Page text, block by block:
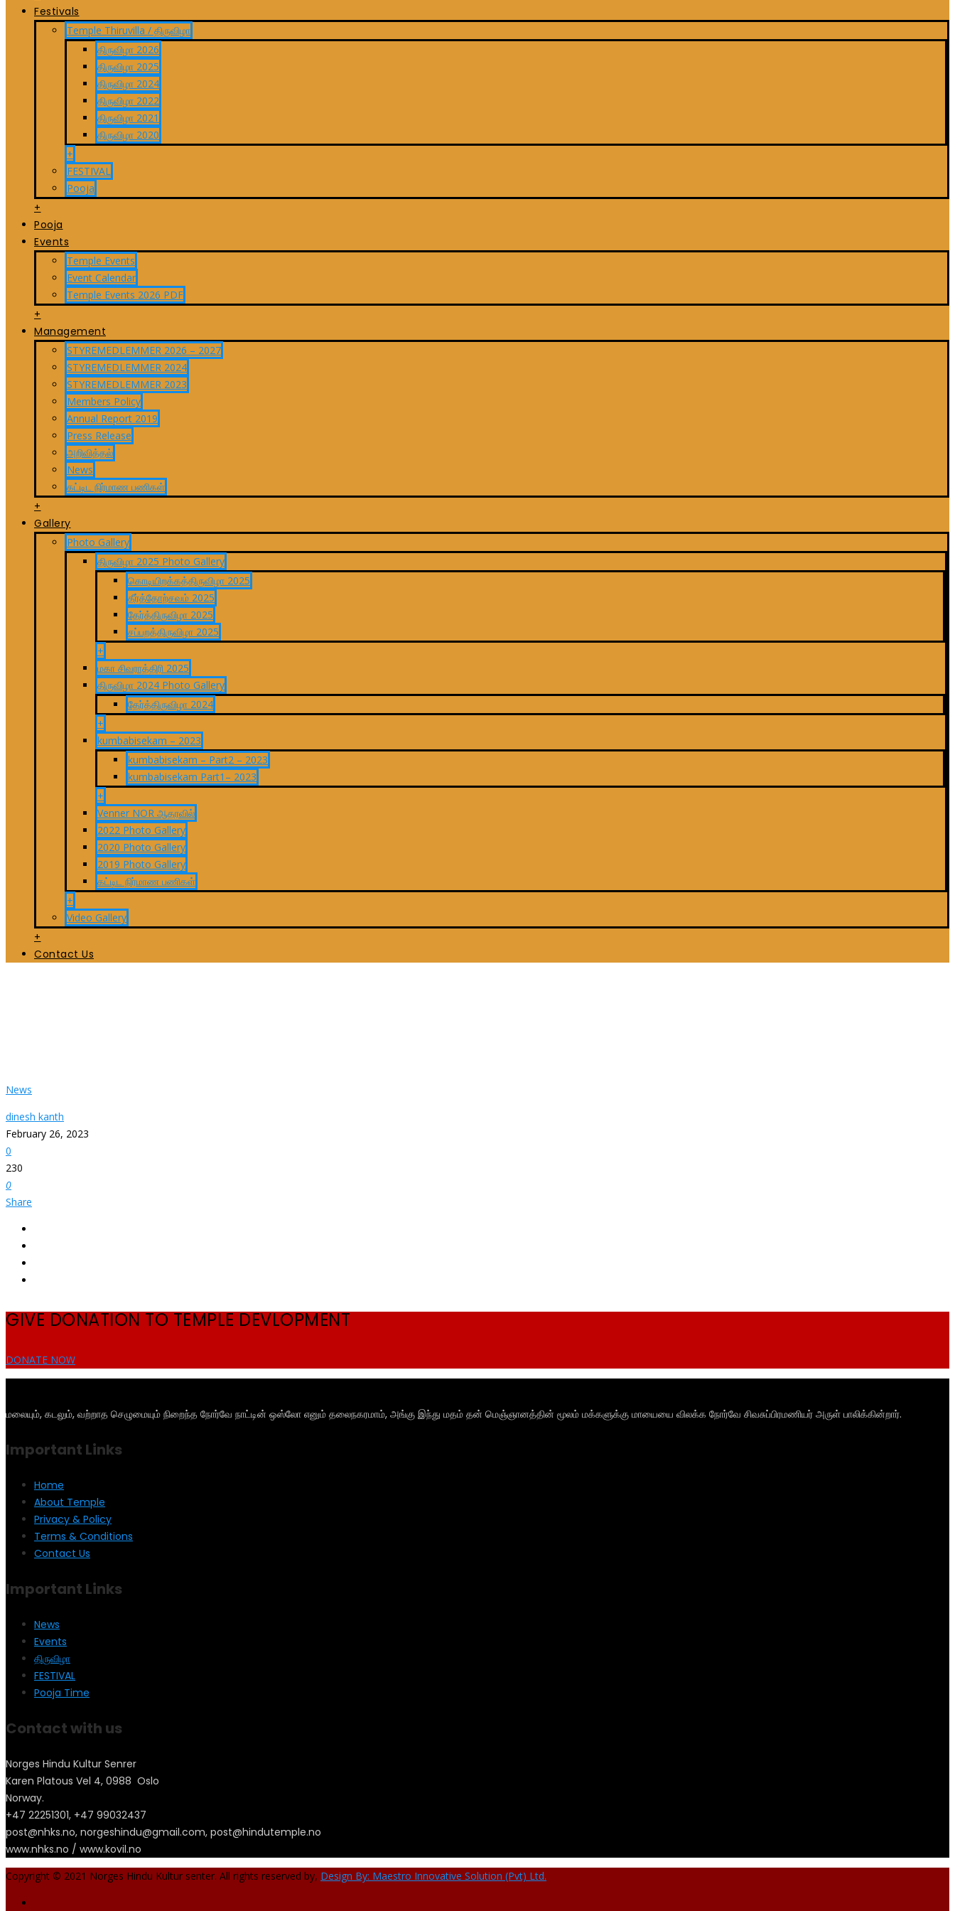
Festivals
Temple Thiruvilla / திருவிழா
திருவிழா 2026
திருவிழா 2025
திருவிழா 2024
திருவிழா 2022
திருவிழா 2021
திருவிழா 2020
+
FESTIVAL
Pooja
+
Pooja
Events
Temple Events
Event Calendar
Temple Events 2026 PDF
+
Management
STYREMEDLEMMER 2026 – 2027
STYREMEDLEMMER 2024
STYREMEDLEMMER 2023
Members Policy
Annual Report 2019
Press Release
அறிவித்தல்
News
கட்டிட நிர்மாண பணிகள்
+
Gallery
Photo Gallery
திருவிழா 2025 Photo Gallery
கொடியிறக்கத்திருவிழா 2025
தீர்த்தோற்சவம் 2025
தேர்த்திருவிழா 2025
சப்பறத்திருவிழா 2025
+
மகா சிவராத்திரி 2025
திருவிழா 2024 Photo Gallery
தேர்த்திருவிழா 2024
+
kumbabisekam – 2023
kumbabisekam – Part2 – 2023
kumbabisekam Part1– 2023
+
Venner NOR ஆதரவில்
2022 Photo Gallery
2020 Photo Gallery
2019 Photo Gallery
கட்டிட நிர்மாண பணிகள்
+
Video Gallery
+
Contact Us
News
dinesh kanth
February 26, 2023
0
230
0
Share
GIVE DONATION TO TEMPLE DEVLOPMENT
DONATE NOW
மலையும், கடலும், வற்றாத செழுமையும் நிறைந்த நோர்வே நாட்டின் ஒஸ்லோ எனும் தலைநகரமாம், அங்கு இந்து மதம் தன் மெஞ்ஞானத்தின் மூலம் மக்களுக்கு மாயையை விலக்க நோர்வே சிவசுப்பிரமணியர் அருள் பாலிக்கின்றார்.
Important Links
Home
About Temple
Privacy & Policy
Terms & Conditions
Contact Us
Important Links
News
Events
திருவிழா
FESTIVAL
Pooja Time
Contact with us
Norges Hindu Kultur Senrer
Karen Platous Vel 4, 0988 Oslo
Norway.
+47 22251301, +47 99032437
post@nhks.no, norgeshindu@gmail.com, post@hindutemple.no
www.nhks.no / www.kovil.no
Copyright © 2021 Norges Hindu Kultur senter. All rights reserved by, Design By: Maestro Innovative Solution (Pvt) Ltd.